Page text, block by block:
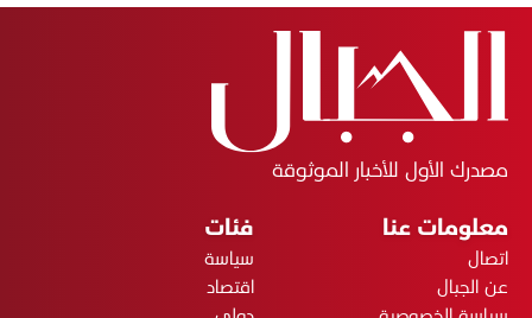
مصدرك الأول للأخبار الموثوقة
معلومات عنا
اتصال
عن الجبال
فئات
سياسة
اقتصاد